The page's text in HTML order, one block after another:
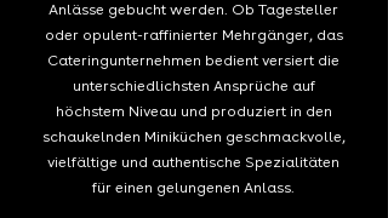
Anlässe gebucht werden. Ob Tagesteller
oder opulent-raffinierter Mehrgänger, das
Cateringunternehmen bedient versiert die
unterschiedlichsten Ansprüche auf
höchstem Niveau und produziert in den
schaukelnden Miniküchen geschmackvolle,
vielfältige und authentische Spezialitäten
für einen gelungenen Anlass.